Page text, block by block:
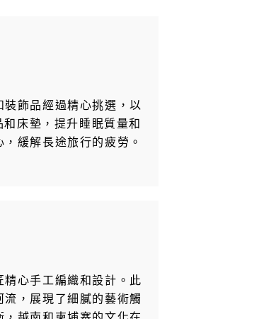
飾品經過精心挑選，以
床墊，提升睡眠質量和
緩解長途旅行的疲勞。
心手工編織和設計。此
，展現了細膩的藝術觸